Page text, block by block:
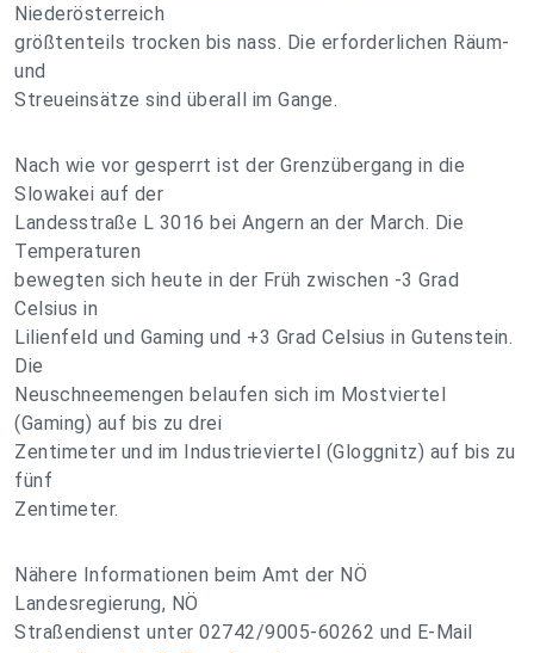
Niederösterreich
größtenteils trocken bis nass. Die erforderlichen Räum-
und
Streueinsätze sind überall im Gange.
Nach wie vor gesperrt ist der Grenzübergang in die
Slowakei auf der
Landesstraße L 3016 bei Angern an der March. Die
Temperaturen
bewegten sich heute in der Früh zwischen -3 Grad
Celsius in
Lilienfeld und Gaming und +3 Grad Celsius in Gutenstein.
Die
Neuschneemengen belaufen sich im Mostviertel
(Gaming) auf bis zu drei
Zentimeter und im Industrieviertel (Gloggnitz) auf bis zu
fünf
Zentimeter.
Nähere Informationen beim Amt der NÖ
Landesregierung, NÖ
Straßendienst unter 02742/9005-60262 und E-Mail